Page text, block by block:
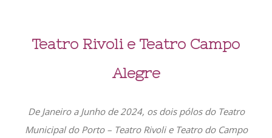
Teatro Rivoli e Teatro Campo
Alegre
De Janeiro a Junho de 2024, os dois pólos do Teatro
Municipal do Porto – Teatro Rivoli e Teatro do Campo